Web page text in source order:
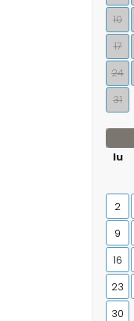
10
17
24
31
lu
2
9
16
23
30